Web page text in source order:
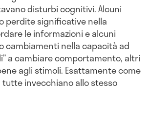
disturbi cognitivi. Alcuni
perdite significative nella
le informazioni e alcuni
cambiamenti nella capacità ad
a cambiare comportamento, altri
agli stimoli. Esattamente come
tutte invecchiano allo stesso